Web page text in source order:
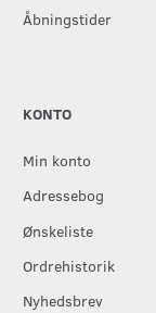
Åbningstider
KONTO
Min konto
Adressebog
Ønskeliste
Ordrehistorik
Nyhedsbrev